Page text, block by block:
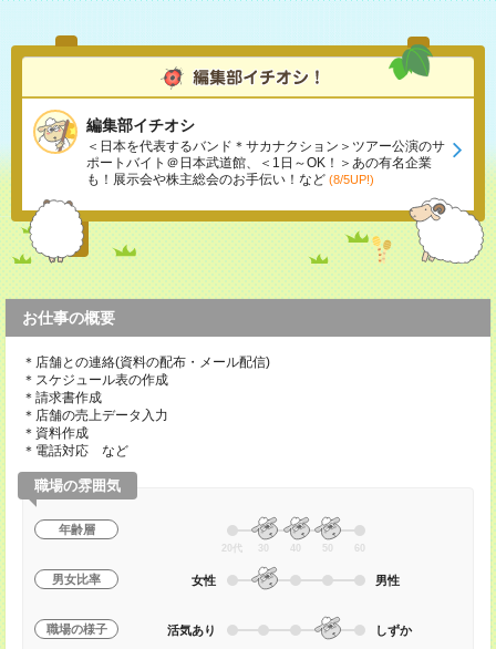
編集部イチオシ
＜日本を代表するバンド＊サカナクション＞ツアー公演のサ
ポートバイト＠日本武道館、＜1日～OK！＞あの有名企業
も！展示会や株主総会のお手伝い！など (8/5UP!)
お仕事の概要
＊店舗との連絡(資料の配布・メール配信)
＊スケジュール表の作成
＊請求書作成
＊店舗の売上データ入力
＊資料作成
＊電話対応 など
職場の雰囲気
年齢層
20代 30 40 50 60
男女比率 女性 男性
職場の様子 活気あり しずか